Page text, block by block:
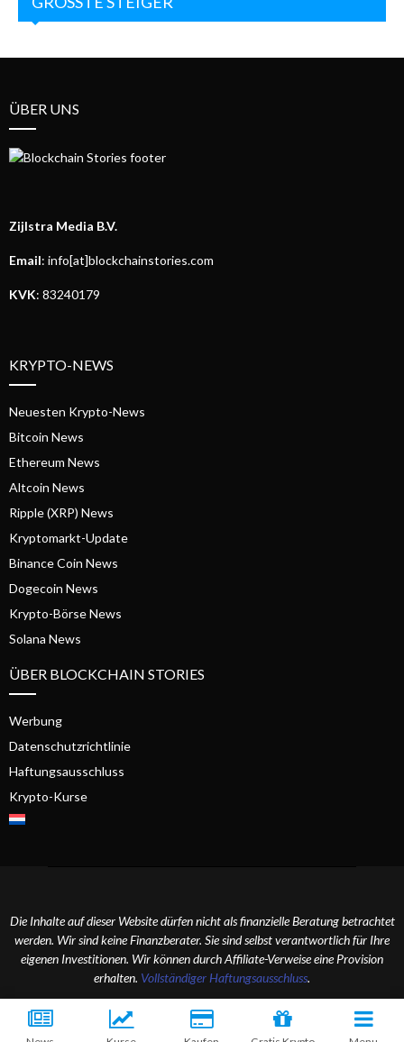
ÜBER UNS
Zijlstra Media B.V.
Email: info[at]blockchainstories.com
KVK: 83240179
KRYPTO-NEWS
Neuesten Krypto-News
Bitcoin News
Ethereum News
Altcoin News
Ripple (XRP) News
Kryptomarkt-Update
Binance Coin News
Dogecoin News
Krypto-Börse News
Solana News
ÜBER BLOCKCHAIN STORIES
Werbung
Datenschutzrichtlinie
Haftungsausschluss
Krypto-Kurse
Die Inhalte auf dieser Website dürfen nicht als finanzielle Beratung betrachtet
werden. Wir sind keine Finanzberater. Sie sind selbst verantwortlich für Ihre
eigenen Investitionen. Wir können durch Affiliate-Verweise eine Provision
erhalten. Vollständiger Haftungsausschluss.